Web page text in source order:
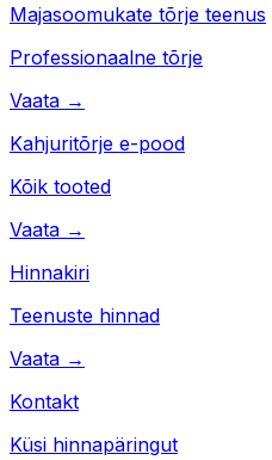
Majasoomukate tõrje teenus
Professionaalne tõrje
Vaata →
Kahjuritõrje e-pood
Kõik tooted
Vaata →
Hinnakiri
Teenuste hinnad
Vaata →
Kontakt
Küsi hinnapäringut